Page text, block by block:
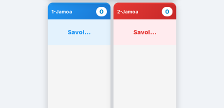
1-Jamoa 0
Savol...
2-Jamoa 0
Savol...